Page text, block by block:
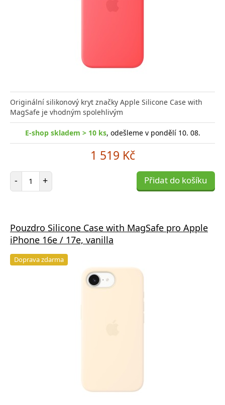
Originální silikonový kryt značky Apple Silicone Case with
MagSafe je vhodným spolehlivým
E-shop skladem > 10 ks, odešleme v pondělí 10. 08.
1 519 Kč
- Počet položek
+ Přidat do košíku
Pouzdro Silicone Case with MagSafe pro Apple
iPhone 16e / 17e, vanilla
Doprava zdarma